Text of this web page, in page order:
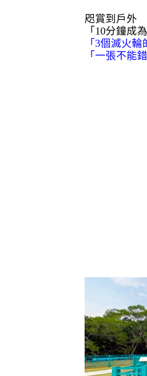
咫賞到戶外
「10分鐘成
「3個滅火
「一張不能